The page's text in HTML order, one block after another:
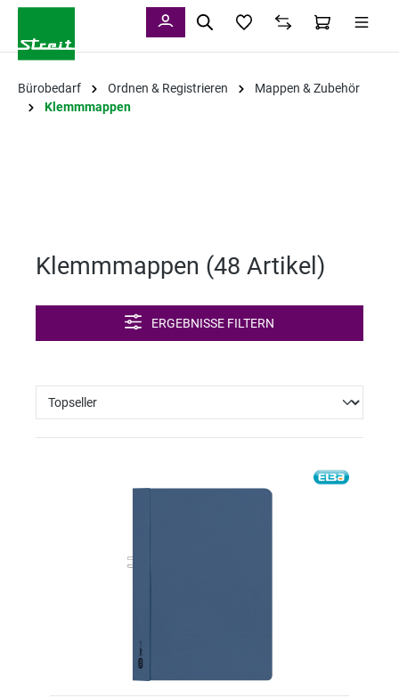
Bürobedarf Ordnen & Registrieren
Mappen & Zubehör
Klemmmappen
Klemmmappen (48 Artikel )
ERGEBNISSE FILTERN